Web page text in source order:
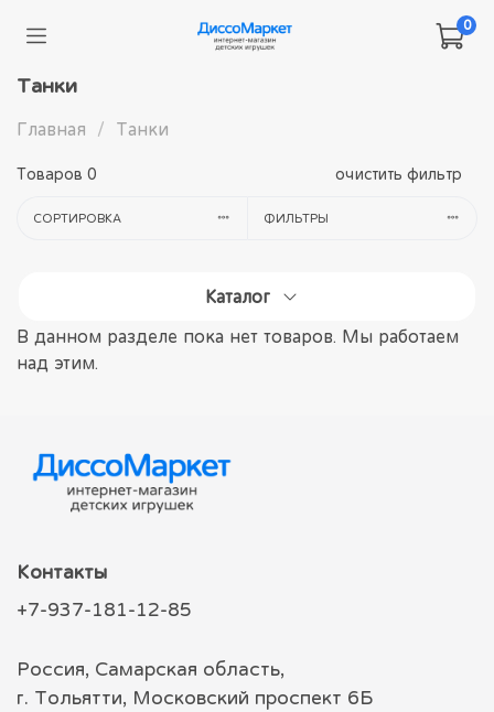
0
Танки
Главная Танки
Товаров 0 очистить фильтр
СОРТИРОВКА ФИЛЬТРЫ
Каталог
В данном разделе пока нет товаров. Мы работаем
над этим.
Контакты
+7-937-181-12-85
Россия, Самарская область,
г. Тольятти, Московский проспект 6Б